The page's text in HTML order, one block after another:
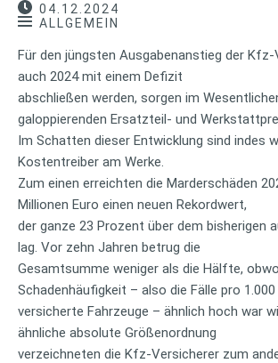
04.12.2024
ALLGEMEIN
Für den jüngsten Ausgabenanstieg der Kfz-
auch 2024 mit einem Defizit
abschließen werden, sorgen im
galoppierenden Ersatzteil- und
Im Schatten dieser Entwicklung sind indes
Kostentreiber am Werke.
Zum einen erreichten die Marderschäden
Millionen Euro einen neuen Rekordwert,
der ganze 23 Prozent über dem bisherigen
lag. Vor zehn Jahren betrug die
Gesamtsumme weniger als die Hälfte,
Schadenhäufigkeit – also die Fälle pro 1.000
versicherte Fahrzeuge – ähnlich hoch war
ähnliche absolute Größenordnung
verzeichneten die Kfz-Versicherer zum